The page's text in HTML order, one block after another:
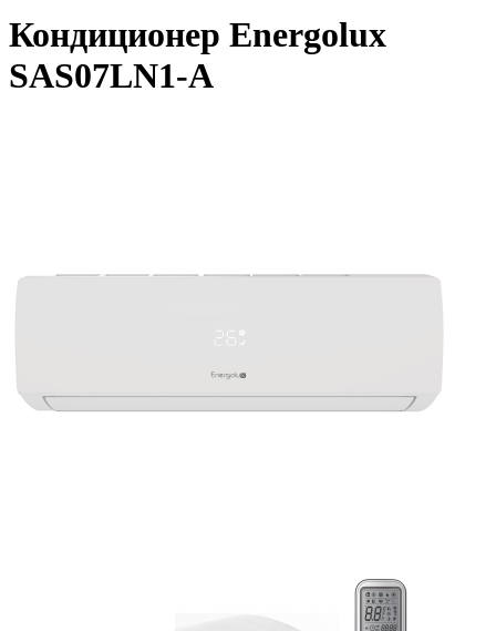
Кондиционер Energolux
SAS07LN1-A